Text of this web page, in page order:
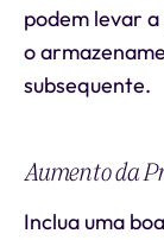
podem levar
o
subsequente.
Aumento da
Inclua uma